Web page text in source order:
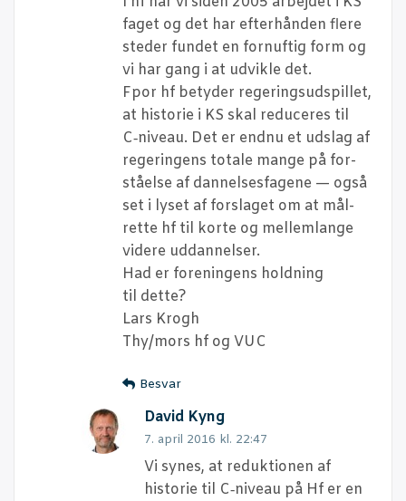
faget og det har efter­hån­den fle­re
ste­der fun­det en for­nuf­tig form og
vi har gang i at udvik­le det.
Fpor hf bety­der rege­rings­ud­spil­let,
at histo­rie i KS skal redu­ce­res til
C‑niveau. Det er end­nu et udslag af
rege­rin­gens tota­le man­ge på for­
stå­el­se af dan­nel­ses­fa­ge­ne — også
set i lyset af for­sla­get om at mål­
ret­te hf til kor­te og mel­lem­lan­ge
vide­re uddannelser.
Had er for­e­nin­gens hold­ning
til dette?
Lars Krogh
Thy/mors hf og VUC
Besvar
David Kyng
7. april 2016 kl. 22:47
Vi synes, at reduk­tio­nen af
histo­rie til C‑niveau på Hf er en